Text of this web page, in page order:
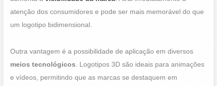
atenção dos consumidores e pode ser mais memorável do que
um logotipo bidimensional.
Outra vantagem é a possibilidade de aplicação em diversos
meios tecnológicos . Logotipos 3D são ideais para animações
e vídeos, permitindo que as marcas se destaquem em